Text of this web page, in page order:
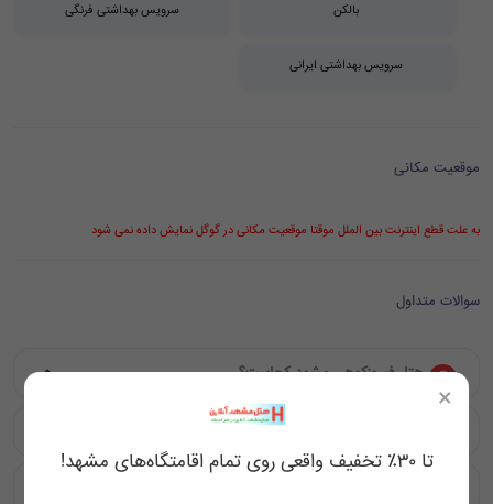
بالکن سرویس بهداشتی فرنگی
سرویس بهداشتی ایرانی
موقعیت مکانی
به علت قطع اینترنت بین الملل موقتا موقعیت مکانی در گوگل نمایش داده نمی شود
سوالات متداول
هتل فیروزکوهی مشهد کجاست؟
چرا باید هتل آپارتمان فیروزکوهی مشهد را انتخاب کنیم؟
×
تا ۳۰٪ تخفیف واقعی روی تمام اقامتگاه‌های مشهد!